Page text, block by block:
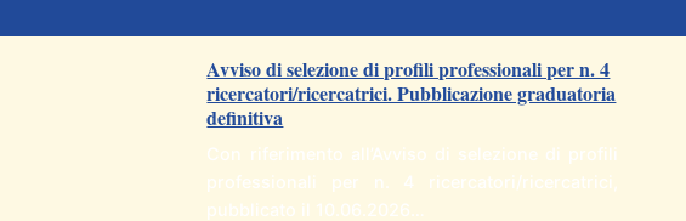
Avviso di selezione di profili professionali per n. 4
ricercatori/ricercatrici. Pubblicazione graduatoria
definitiva
Con riferimento all’Avviso di selezione di profili
professionali per n. 4 ricercatori/ricercatrici,
pubblicato il 10.06.2026…